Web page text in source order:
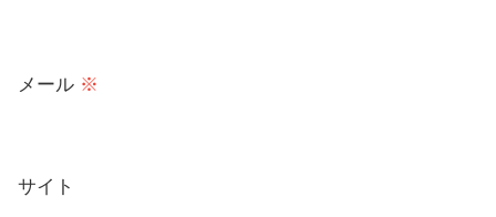
メール ※
サイト